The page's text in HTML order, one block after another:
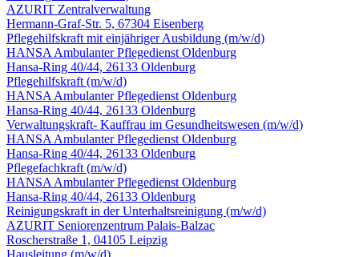
AZURIT Zentralverwaltung
Hermann-Graf-Str. 5, 67304 Eisenberg
Pflegehilfskraft mit einjähriger Ausbildung (m/w/d)
HANSA Ambulanter Pflegedienst Oldenburg
Hansa-Ring 40/44, 26133 Oldenburg
Pflegehilfskraft (m/w/d)
HANSA Ambulanter Pflegedienst Oldenburg
Hansa-Ring 40/44, 26133 Oldenburg
Verwaltungskraft- Kauffrau im Gesundheitswesen (m/w/d)
HANSA Ambulanter Pflegedienst Oldenburg
Hansa-Ring 40/44, 26133 Oldenburg
Pflegefachkraft (m/w/d)
HANSA Ambulanter Pflegedienst Oldenburg
Hansa-Ring 40/44, 26133 Oldenburg
Reinigungskraft in der Unterhalts­reinigung (m/w/d)
AZURIT Seniorenzentrum Palais-Balzac
Roscherstraße 1, 04105 Leipzig